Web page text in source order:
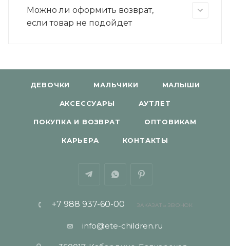
Можно ли оформить возврат,
если товар не подойдет
ДЕВОЧКИ МАЛЬЧИКИ МАЛЫШИ
АКСЕССУАРЫ АУТЛЕТ
ПОКУПКА И ВОЗВРАТ ОПТОВИКАМ
КАРЬЕРА КОНТАКТЫ
+7 988 937-60-00 ЗАКАЗАТЬ ЗВОНОК
info@ete-children.ru